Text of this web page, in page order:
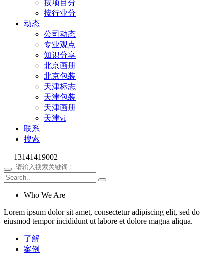
按项目分
按行业分
动态
公司动态
专业观点
知识分享
北京画册
北京包装
天津标志
天津包装
天津画册
天津vi
联系
搜索
13141419002
Who We Are
Lorem ipsum dolor sit amet, consectetur adipiscing elit, sed do
eiusmod tempor incididunt ut labore et dolore magna aliqua.
了解
案例